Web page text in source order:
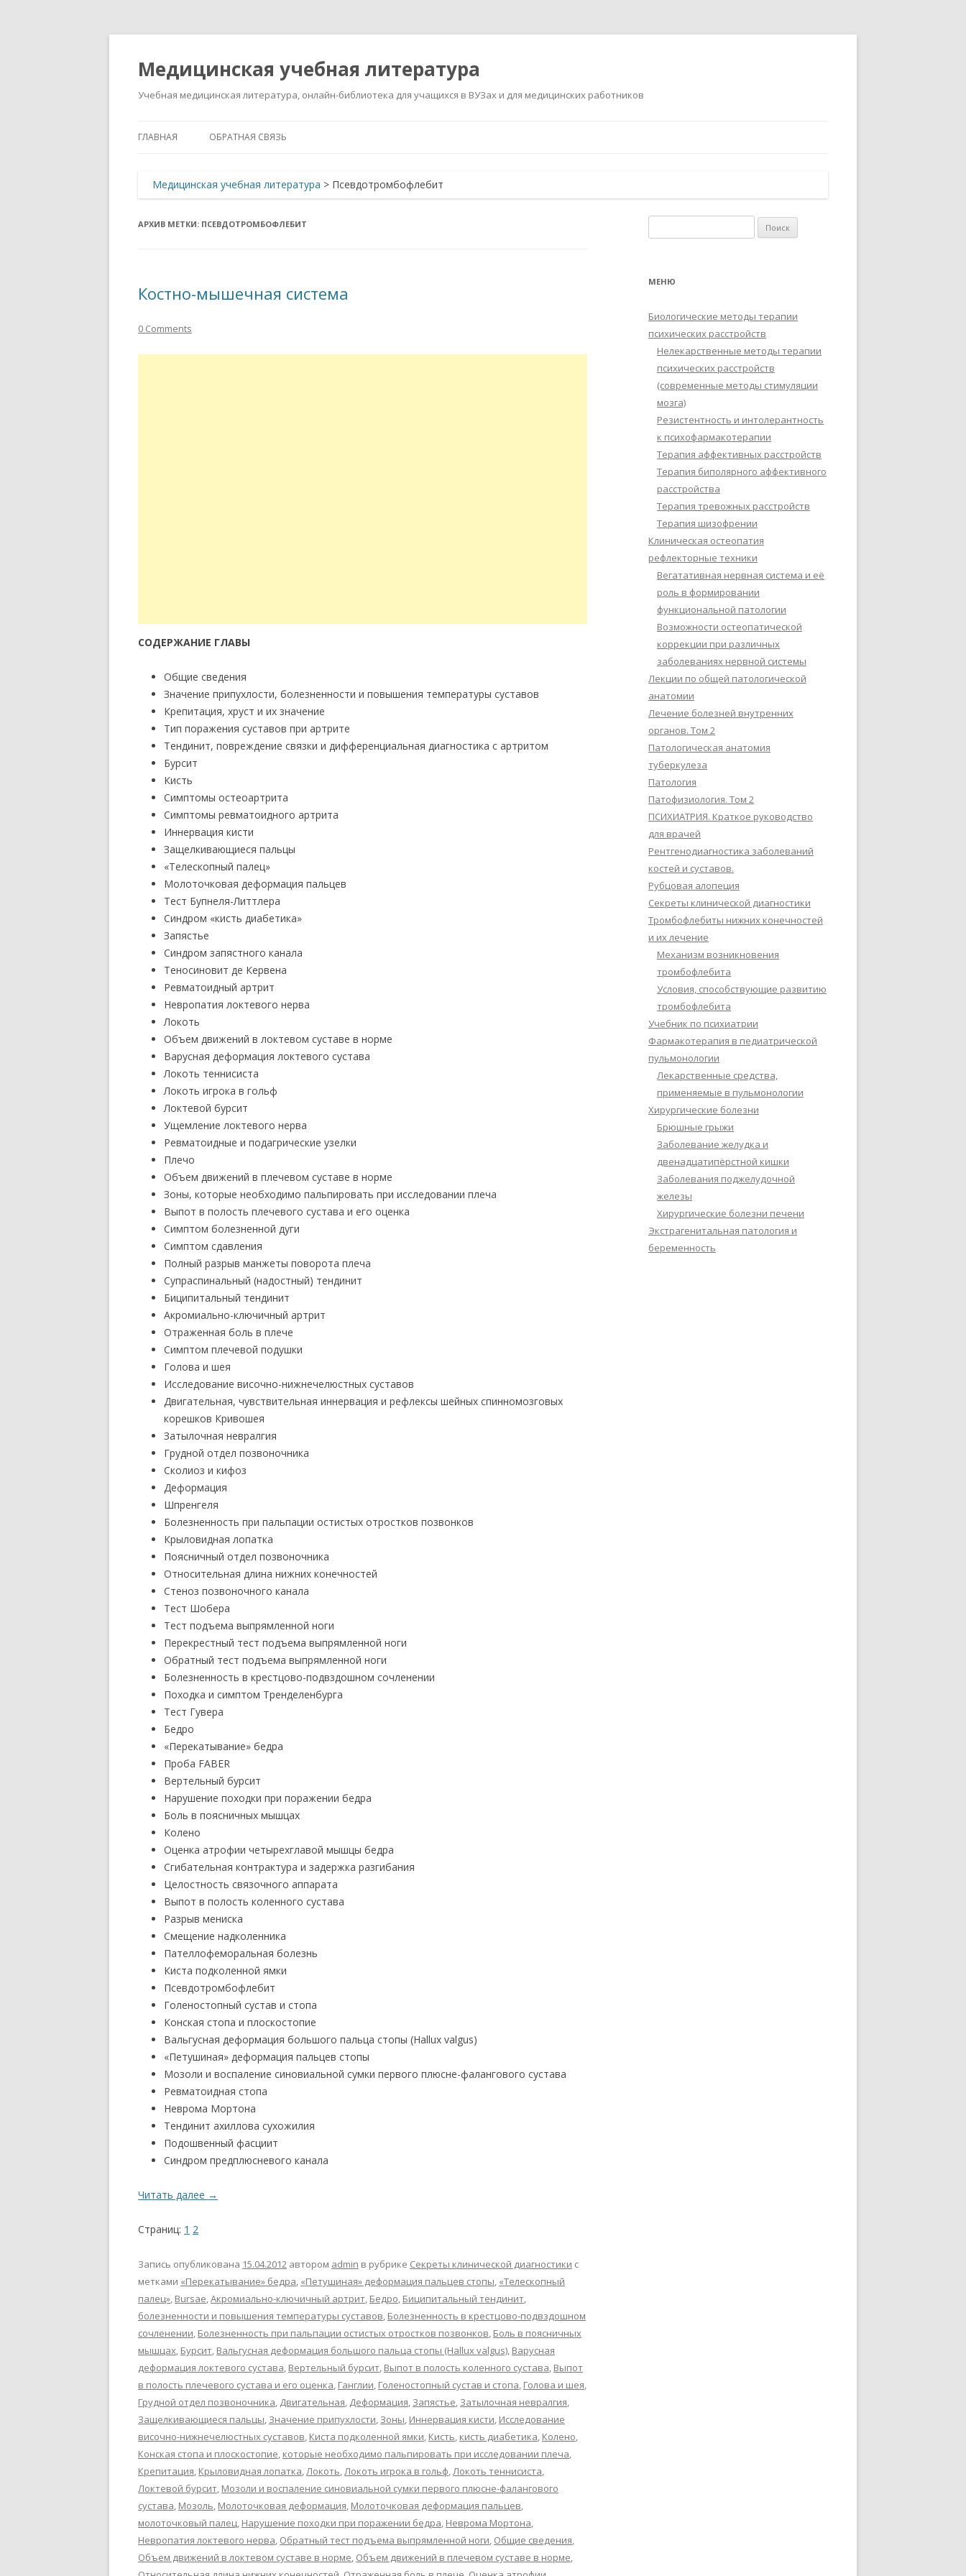
Медицинская учебная литература
Учебная медицинская литература, онлайн-библиотека для учащихся в ВУЗах и для медицинских работников
ГЛАВНАЯ ОБРАТНАЯ СВЯЗЬ
Медицинская учебная литература > Псевдотромбофлебит
АРХИВ МЕТКИ: ПСЕВДОТРОМБОФЛЕБИТ
Костно-мышечная система
0 Comments
СОДЕРЖАНИЕ ГЛАВЫ
Общие сведения
Значение припухлости, болезненности и повышения температуры суставов
Крепитация, хруст и их значение
Тип поражения суставов при артрите
Тендинит, повреждение связки и дифференциальная диагностика с артритом
Бурсит
Кисть
Симптомы остеоартрита
Симптомы ревматоидного артрита
Иннервация кисти
Защелкивающиеся пальцы
«Телескопный палец»
Молоточковая деформация пальцев
Тест Бупнеля-Литтлера
Синдром «кисть диабетика»
Запястье
Синдром запястного канала
Теносиновит де Кервена
Ревматоидный артрит
Невропатия локтевого нерва
Локоть
Объем движений в локтевом суставе в норме
Варусная деформация локтевого сустава
Локоть теннисиста
Локоть игрока в гольф
Локтевой бурсит
Ущемление локтевого нерва
Ревматоидные и подагрические узелки
Плечо
Объем движений в плечевом суставе в норме
Зоны, которые необходимо пальпировать при исследовании плеча
Выпот в полость плечевого сустава и его оценка
Симптом болезненной дуги
Симптом сдавления
Полный разрыв манжеты поворота плеча
Супраспинальный (надостный) тендинит
Биципитальный тендинит
Акромиально-ключичный артрит
Отраженная боль в плече
Симптом плечевой подушки
Голова и шея
Исследование височно-нижнечелюстных суставов
Двигательная, чувствительная иннервация и рефлексы шейных спинномозговых
корешков Кривошея
Затылочная невралгия
Грудной отдел позвоночника
Сколиоз и кифоз
Деформация
Шпренгеля
Болезненность при пальпации остистых отростков позвонков
Крыловидная лопатка
Поясничный отдел позвоночника
Относительная длина нижних конечностей
Стеноз позвоночного канала
Тест Шобера
Тест подъема выпрямленной ноги
Перекрестный тест подъема выпрямленной ноги
Обратный тест подъема выпрямленной ноги
Болезненность в крестцово-подвздошном сочленении
Походка и симптом Тренделенбурга
Тест Гувера
Бедро
«Перекатывание» бедра
Проба FABER
Вертельный бурсит
Нарушение походки при поражении бедра
Боль в поясничных мышцах
Колено
Оценка атрофии четырехглавой мышцы бедра
Сгибательная контрактура и задержка разгибания
Целостность связочного аппарата
Выпот в полость коленного сустава
Разрыв мениска
Смещение надколенника
Пателлофеморальная болезнь
Киста подколенной ямки
Псевдотромбофлебит
Голеностопный сустав и стопа
Конская стопа и плоскостопие
Вальгусная деформация большого пальца стопы (Hallux valgus)
«Петушиная» деформация пальцев стопы
Мозоли и воспаление синовиальной сумки первого плюсне-фалангового сустава
Ревматоидная стопа
Неврома Мортона
Тендинит ахиллова сухожилия
Подошвенный фасциит
Синдром предплюсневого канала
Читать далее →
Страниц: 1 2
Запись опубликована 15.04.2012 автором admin в рубрике Секреты клинической диагностики с
метками «Перекатывание» бедра, «Петушиная» деформация пальцев стопы, «Телескопный
палец», Bursae,Акромиально-ключичный артрит, Бедро, Биципитальный тендинит,
болезненности и повышения температуры суставов, Болезненность в крестцово-подвздошном
сочленении, Болезненность при пальпации остистых отростков позвонков, Боль в поясничных
мышцах, Бурсит, Вальгусная деформация большого пальца стопы (Hallux valgus), Варусная
деформация локтевого сустава, Вертельный бурсит, Выпот в полость коленного сустава, Выпот
в полость плечевого сустава и его оценка, Ганглии, Голеностопный сустав и стопа, Голова и шея,
Грудной отдел позвоночника, Двигательная, Деформация, Запястье, Затылочная невралгия,
Защелкивающиеся пальцы, Значение припухлости, Зоны, Иннервация кисти, Исследование
височно-нижнечелюстных суставов, Киста подколенной ямки, Кисть, кисть диабетика, Колено,
Конская стопа и плоскостопие, которые необходимо пальпировать при исследовании плеча,
Крепитация, Крыловидная лопатка,Локоть,Локоть игрока в гольф,Локоть теннисиста,
Локтевой бурсит, Мозоли и воспаление синовиальной сумки первого плюсне-фалангового
сустава, Мозоль, Молоточковая деформация, Молоточковая деформация пальцев,
молоточковый палец, Нарушение походки при поражении бедра, Неврома Мортона,
Невропатия локтевого нерва, Обратный тест подъема выпрямленной ноги, Общие сведения,
Объем движений в локтевом суставе в норме, Объем движений в плечевом суставе в норме,
МЕНЮ
Биологические методы терапии
психических расстройств
Нелекарственные методы терапии
психических расстройств
(современные методы стимуляции
мозга)
Резистентность и интолерантность
к психофармакотерапии
Терапия аффективных расстройств
Терапия биполярного аффективного
расстройства
Терапия тревожных расстройств
Терапия шизофрении
Клиническая остеопатия
рефлекторные техники
Вегатативная нервная система и её
роль в формировании
функциональной патологии
Возможности остеопатической
коррекции при различных
заболеваниях нервной системы
Лекции по общей патологической
анатомии
Лечение болезней внутренних
органов. Том 2
Патологическая анатомия
туберкулеза
Патология
Патофизиология. Том 2
ПСИХИАТРИЯ. Краткое руководство
для врачей
Рентгенодиагностика заболеваний
костей и суставов.
Рубцовая алопеция
Секреты клинической диагностики
Тромбофлебиты нижних конечностей
и их лечение
Механизм возникновения
тромбофлебита
Условия, способствующие развитию
тромбофлебита
Учебник по психиатрии
Фармакотерапия в педиатрической
пульмонологии
Лекарственные средства,
применяемые в пульмонологии
Хирургические болезни
Брюшные грыжи
Заболевание желудка и
двенадцатипёрстной кишки
Заболевания поджелудочной
железы
Хирургические болезни печени
Экстрагенитальная патология и
беременность